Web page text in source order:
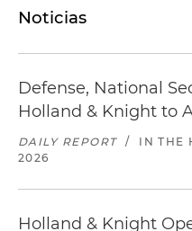
Noticias
Defense, National
Holland & Knight to
DAILY REPORT / IN THE
2026
Holland & Knight